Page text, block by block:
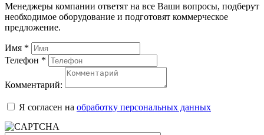
Менеджеры компании ответят на все Ваши вопросы, подберут
необходимое оборудование и подготовят коммерческое
предложение.
Имя *
Телефон *
Комментарий:
Я согласен на обработку персональных данных